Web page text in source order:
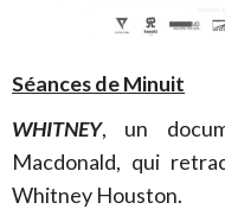
Séances de Minuit
WHITNEY, un
Macdonald, qui
Whitney Houston.